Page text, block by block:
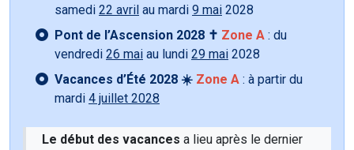
samedi 22 avril au mardi 9 mai 2028
Pont de l’Ascension 2028 ✝️ Zone A : du
vendredi 26 mai au lundi 29 mai 2028
Vacances d’Été 2028 ☀️ Zone A : à partir du
mardi 4 juillet 2028
Le début des vacances a lieu après le dernier